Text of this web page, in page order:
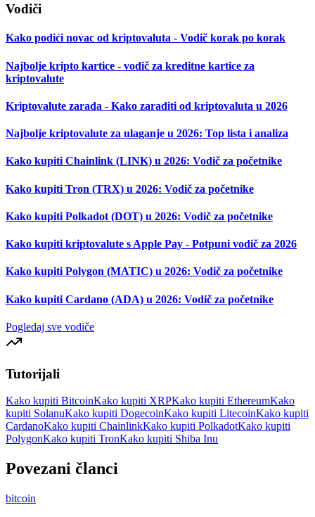
Vodiči
Kako podići novac od kriptovaluta - Vodič korak po korak
Najbolje kripto kartice - vodič za kreditne kartice za
kriptovalute
Kriptovalute zarada - Kako zaraditi od kriptovaluta u 2026
Najbolje kriptovalute za ulaganje u 2026: Top lista i analiza
Kako kupiti Chainlink (LINK) u 2026: Vodič za početnike
Kako kupiti Tron (TRX) u 2026: Vodič za početnike
Kako kupiti Polkadot (DOT) u 2026: Vodič za početnike
Kako kupiti kriptovalute s Apple Pay - Potpuni vodič za 2026
Kako kupiti Polygon (MATIC) u 2026: Vodič za početnike
Kako kupiti Cardano (ADA) u 2026: Vodič za početnike
Pogledaj sve vodiče
Tutorijali
Kako kupiti BitcoinKako kupiti XRPKako kupiti EthereumKako
kupiti SolanuKako kupiti DogecoinKako kupiti LitecoinKako kupiti
CardanoKako kupiti ChainlinkKako kupiti PolkadotKako kupiti
PolygonKako kupiti TronKako kupiti Shiba Inu
Povezani članci
bitcoin